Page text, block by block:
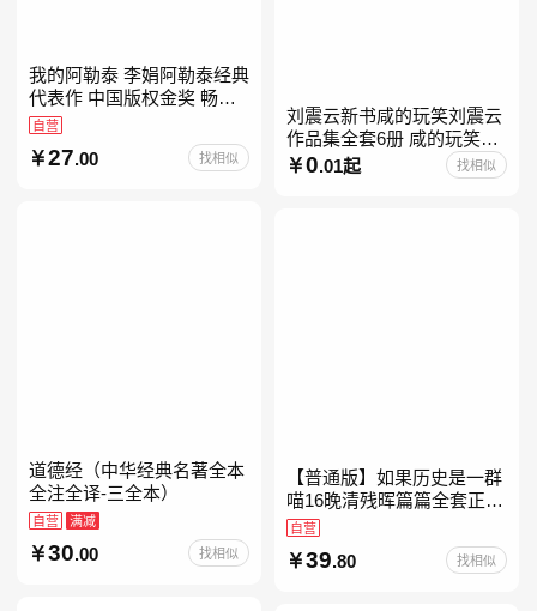
我的阿勒泰 李娟阿勒泰经典
代表作 中国版权金奖 畅销
超200万册 同名剧8.9分爆款
北疆大地的旷野之梦 当当自
营
自营
27.00 找相似
刘震云新书咸的玩笑刘震云
作品集全套6册 咸的玩笑
+一句顶一万句+一日三秋
+我不是潘金莲+我叫刘跃进
0.01起 找相似
道德经（中华经典名著全本
全注全译-三全本）
自营 满减
30.00 找相似
【普通版】如果历史是一群
喵16晚清残晖篇篇全套正版
1-156册肥志著漫画8周年纪
念版套装3册小学生课外阅
读儿童西游喵知识
自营
39.80 找相似